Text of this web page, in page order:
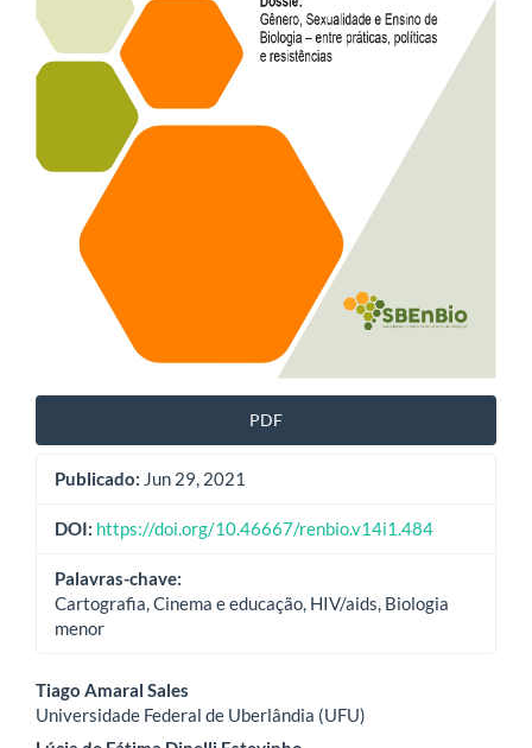
PDF
Publicado: Jun 29, 2021
DOI: https://doi.org/10.46667/renbio.v14i1.484
Palavras-chave:
Cartografia, Cinema e educação, HIV/aids, Biologia
menor
Conteúdo
do
Tiago Amaral Sales
Universidade Federal de Uberlândia (UFU)